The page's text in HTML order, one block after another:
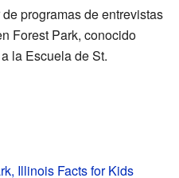
programas de entrevistas
Forest Park, conocido
la Escuela de St.
Illinois Facts for Kids